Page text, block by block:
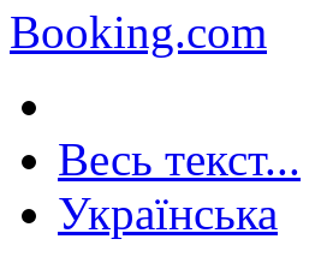
Booking.com
Весь текст...
Українська